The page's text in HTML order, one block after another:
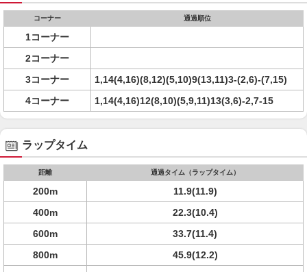
コーナー 通過順位
1コーナー
2コーナー
3コーナー
1,14(4,16)(8,12)(5,10)9(13,11)3-(2,6)-(7,15)
4コーナー
1,14(4,16)12(8,10)(5,9,11)13(3,6)-2,7-15
ラップタイム
距離 通過タイム（ラップタイム）
200m
11.9(11.9)
400m
22.3(10.4)
600m
33.7(11.4)
800m
45.9(12.2)